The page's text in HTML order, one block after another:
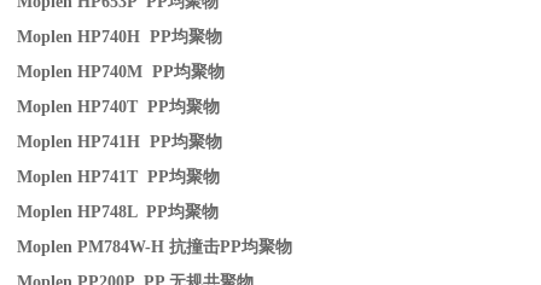
Moplen HP740H PP均聚物
Moplen HP740M PP均聚物
Moplen HP740T PP均聚物
Moplen HP741H PP均聚物
Moplen HP741T PP均聚物
Moplen HP748L PP均聚物
Moplen PM784W-H抗撞击PP均聚物